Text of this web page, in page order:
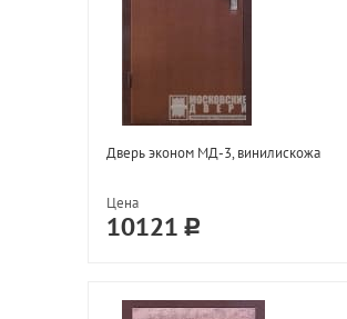
Дверь эконом МД-3, винилискожа
Цена
10121